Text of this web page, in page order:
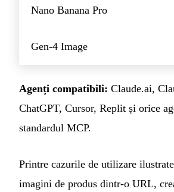
Nano Banana Pro
Gen-4 Image
Agenți compatibili: Claude.ai,
ChatGPT, Cursor, Replit și orice
standardul MCP.
Printre cazurile de utilizare
imagini de produs dintr-o URL,